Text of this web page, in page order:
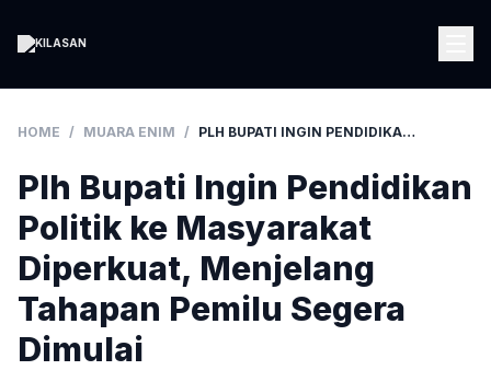
HOME / MUARA ENIM / PLH BUPATI INGIN PENDIDIKAN POLITIK KE MASYARAKAT DIPERKUAT, MENJELANG TAHAPAN PEMILU SEGERA DIMULAI
Plh Bupati Ingin Pendidikan
Politik ke Masyarakat
Diperkuat, Menjelang
Tahapan Pemilu Segera
Dimulai